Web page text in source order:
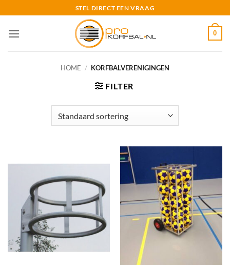
naar
inhoud
STEL DIRECT EEN VRAAG
0
HOME / KORFBALVERENIGINGEN
FILTER